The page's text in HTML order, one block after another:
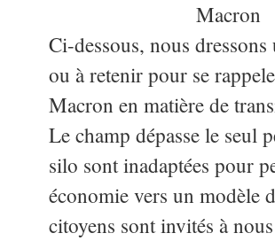
Macron
Ci-dessous, nous
ou à retenir pour se
Macron en matière de
Le champ dépasse le seul
silo sont inadaptées pour
économie vers un modèle
citoyens sont invités à